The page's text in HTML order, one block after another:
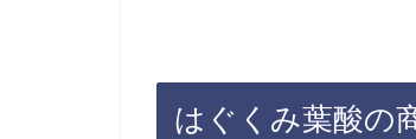
はぐくみ葉酸の